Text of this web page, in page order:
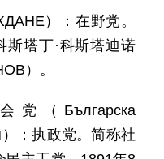
）：在野党。
斯塔丁·科斯塔迪诺
）。
（Българска
：执政党。简称社